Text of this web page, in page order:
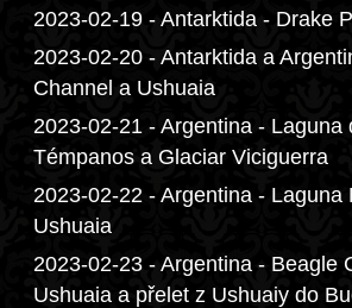
2023-02-19 - Antarktida - Drake
2023-02-20 - Antarktida a
Channel a Ushuaia
2023-02-21 - Argentina - Laguna
Témpanos a Glaciar Viciguerra
2023-02-22 - Argentina - Laguna
Ushuaia
2023-02-23 - Argentina - Beagle
Ushuaia a přelet z Ushuaiy do